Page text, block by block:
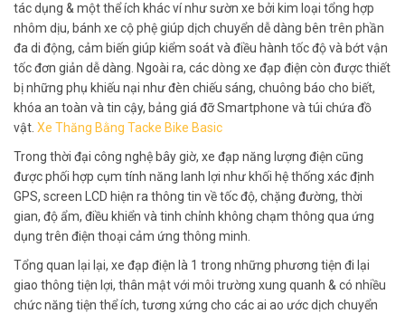
tác dụng & một thể ích khác ví như sườn xe bởi kim loại tổng hợp
nhôm dịu, bánh xe cộ phệ giúp dịch chuyển dễ dàng bên trên phần
đa di động, cảm biến giúp kiểm soát và điều hành tốc độ và bớt vận
tốc đơn giản dễ dàng. Ngoài ra, các dòng xe đạp điện còn được thiết
bị những phụ khiếu nại như đèn chiếu sáng, chuông báo cho biết,
khóa an toàn và tin cậy, bảng giá đỡ Smartphone và túi chứa đồ
vật. Xe Thăng Bằng Tacke Bike Basic
Trong thời đại công nghệ bây giờ, xe đạp năng lượng điện cũng
được phối hợp cụm tính năng lanh lợi như khối hệ thống xác định
GPS, screen LCD hiện ra thông tin về tốc độ, chặng đường, thời
gian, độ ẩm, điều khiển và tinh chỉnh không chạm thông qua ứng
dụng trên điện thoại cảm ứng thông minh.
Tổng quan lại lại, xe đạp điện là 1 trong những phương tiện đi lại
giao thông tiện lợi, thân mật với môi trường xung quanh & có nhiều
chức năng tiện thể ích, tương xứng cho các ai ao ước dịch chuyển